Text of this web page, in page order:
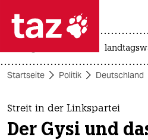
 taz zahl ich
taz zahl ich
themen
politik
Startseite Politik Deutschland
Streit in der Linkspartei
Der Gysi und